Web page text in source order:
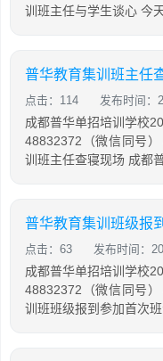
训班主任与学生谈心 今
普华教育集训班主任
点击：114 发布时间：
成都普华单招培训学校
48832372（微信同号
训班主任查寝现场 成都
普华教育集训班级报
点击：63 发布时间：
成都普华单招培训学校
48832372（微信同号
训班班级报到参加首次